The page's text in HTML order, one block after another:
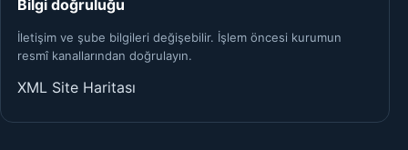
Bilgi doğruluğu
İletişim ve şube bilgileri değişebilir. İşlem öncesi kurumun
resmî kanallarından doğrulayın.
XML Site Haritası